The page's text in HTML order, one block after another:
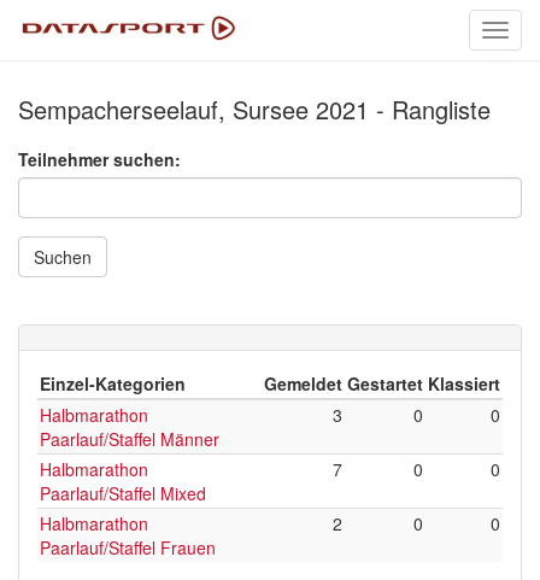
Sempacherseelauf, Sursee 2021 - Rangliste
Teilnehmer suchen:
Suchen
Einzel-Kategorien Gemeldet Gestartet Klassiert
Halbmarathon
Paarlauf/Staffel Männer
3 0 0
Halbmarathon
Paarlauf/Staffel Mixed
7 0 0
Halbmarathon
Paarlauf/Staffel Frauen
2 0 0